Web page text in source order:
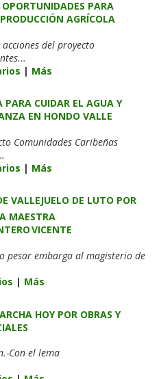
PARA
AGRÍCOLA
del proyecto
| Más
PARA CUIDAR EL AGUA Y
EN HONDO VALLE
Comunidades Caribeñas
| Más
VALLEJUELO DE LUTO POR
MAESTRA
VICENTE
pesar embarga al magisterio de
| Más
HOY POR OBRAS Y
Con el lema